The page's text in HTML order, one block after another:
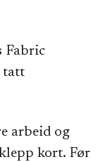
Fabric
tatt
arbeid og
kort. Før